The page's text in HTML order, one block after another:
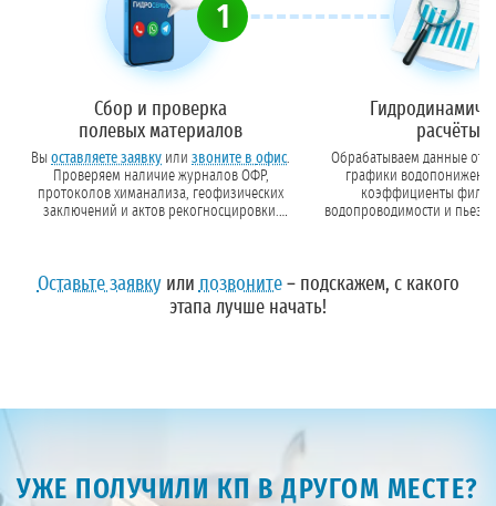
1
Сбор и проверка
полевых материалов
Вы оставляете заявку или звоните в офис.
Проверяем наличие журналов ОФР,
протоколов химанализа, геофизических
заключений и актов рекогносцировки.
расчёты
Обрабатываем данные
графики
коэффициенты
водопроводимости и
Оставьте заявкуили позвоните– подскажем, с какого
этапа лучше начать!
УЖЕ ПОЛУЧИЛИ КП В ДРУГОМ МЕСТЕ?